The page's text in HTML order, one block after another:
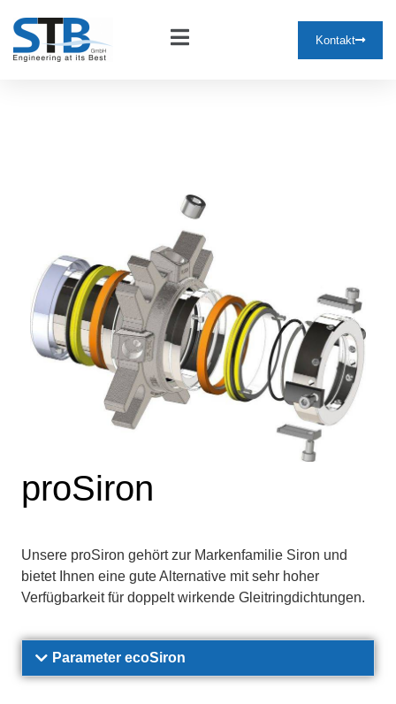
Kontakt
proSiron
Unsere proSiron gehört zur Markenfamilie Siron und
bietet Ihnen eine gute Alternative mit sehr hoher
Verfügbarkeit für doppelt wirkende Gleitringdichtungen.
Parameter ecoSiron